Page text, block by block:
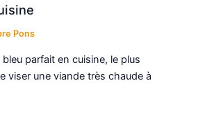
Pons
parfait en cuisine, le plus
viser une viande très chaude à